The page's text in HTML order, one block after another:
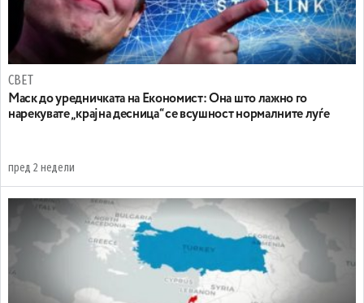
СВЕТ
Маск до уредничката на Економист: Она што лажно го
нарекувате „крајна десница“ се всушност нормалните луѓе
пред 2 недели